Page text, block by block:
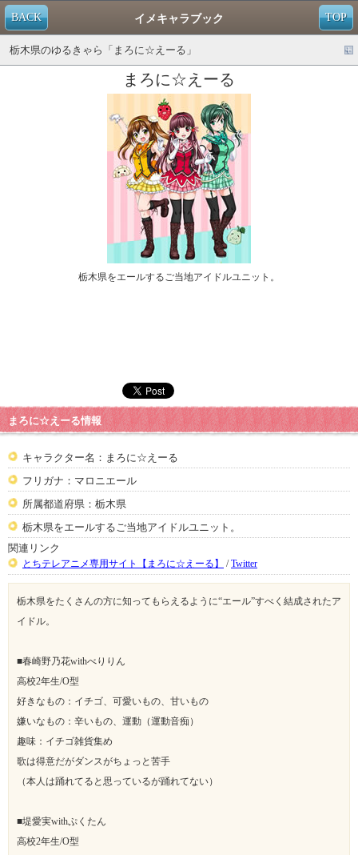
TOP
BACK イメキャラブック
栃木県のゆるきゃら「まろに☆えーる」
まろに☆えーる
栃木県をエールするご当地アイドルユニット。
まろに☆えーる情報
キャラクター名：まろに☆えーる
フリガナ：マロニエール
所属都道府県：栃木県
栃木県をエールするご当地アイドルユニット。
関連リンク
とちテレアニメ専用サイト【まろに☆えーる】 /Twitter
栃木県をたくさんの方に知ってもらえるように“エール”すべく結成されたア
イドル。
■春崎野乃花withべりりん
高校2年生/O型
好きなもの：イチゴ、可愛いもの、甘いもの
嫌いなもの：辛いもの、運動（運動音痴）
趣味：イチゴ雑貨集め
歌は得意だがダンスがちょっと苦手
（本人は踊れてると思っているが踊れてない）
■堤愛実withぷくたん
高校2年生/O型